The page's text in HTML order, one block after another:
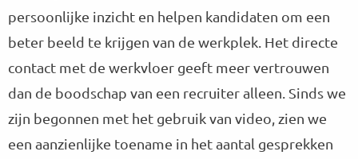
persoonlijke inzicht en helpen kandidaten om een
beter beeld te krijgen van de werkplek. Het directe
contact met de werkvloer geeft meer vertrouwen
dan de boodschap van een recruiter alleen. Sinds we
zijn begonnen met het gebruik van video, zien we
een aanzienlijke toename in het aantal gesprekken